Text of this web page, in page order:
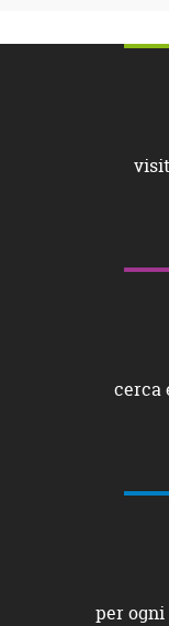
cerca
per ogni